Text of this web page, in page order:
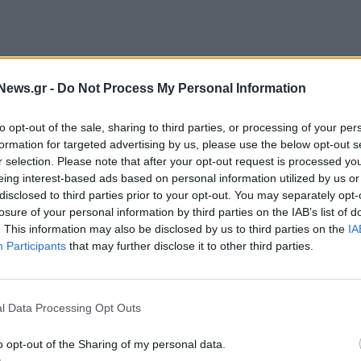
- Do Not Process My Personal Information
opt-out of the sale, sharing to third parties, or processing of your
for targeted advertising by us, please use the below opt-out
selection. Please note that after your opt-out request is processed
interest-based ads based on personal information utilized by us
to third parties prior to your opt-out. You may separately
of your personal information by third parties on the IAB’s list of
This information may also be disclosed by us to third parties on the
Participants that may further disclose it to other third parties.
Data Processing Opt Outs
opt-out of the Sharing of my personal data.
όσον αφορά το ειδικό σχήμα ενίσχυσης για τη
επίλυση τεχνικών θεμάτων που έχουν προκύψει
λειτουργεί με την υποστήριξη της ΑΑΔΕ, για
δεύτερης φάσης, θα παραμείνει ανοιχτή ως την
το πλαίσιο της κρατικής αρωγής,
της προκαταβολής και της επιχορήγησης που